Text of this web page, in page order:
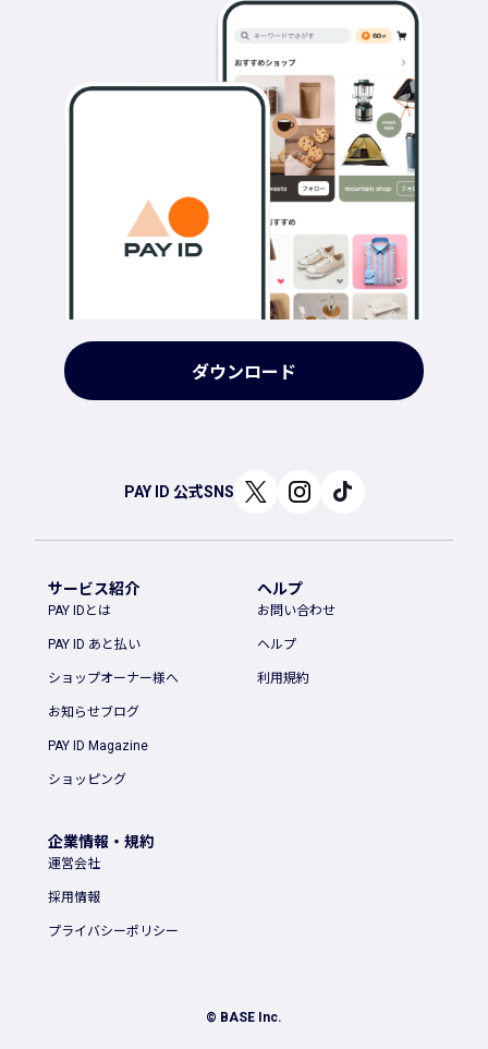
ダウンロード
PAY ID 公式SNS
サービス紹介
PAY IDとは
PAY ID あと払い
ショップオーナー様へ
お知らせブログ
PAY ID Magazine
ショッピング
ヘルプ
お問い合わせ
ヘルプ
利用規約
企業情報・規約
運営会社
採用情報
プライバシーポリシー
© BASE Inc.